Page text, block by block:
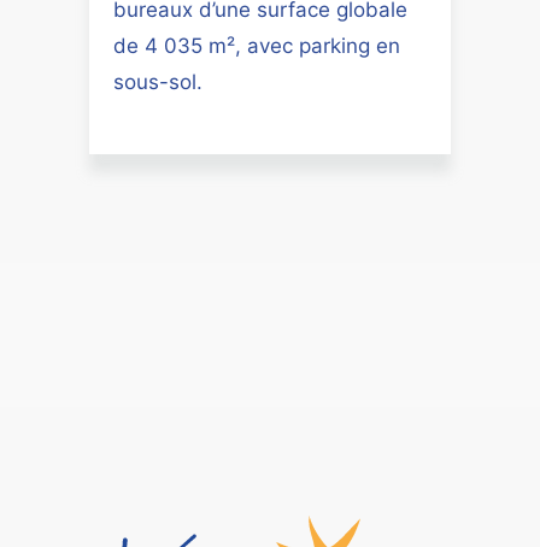
bureaux d’une surface globale
de 4 035 m², avec parking en
sous-sol.